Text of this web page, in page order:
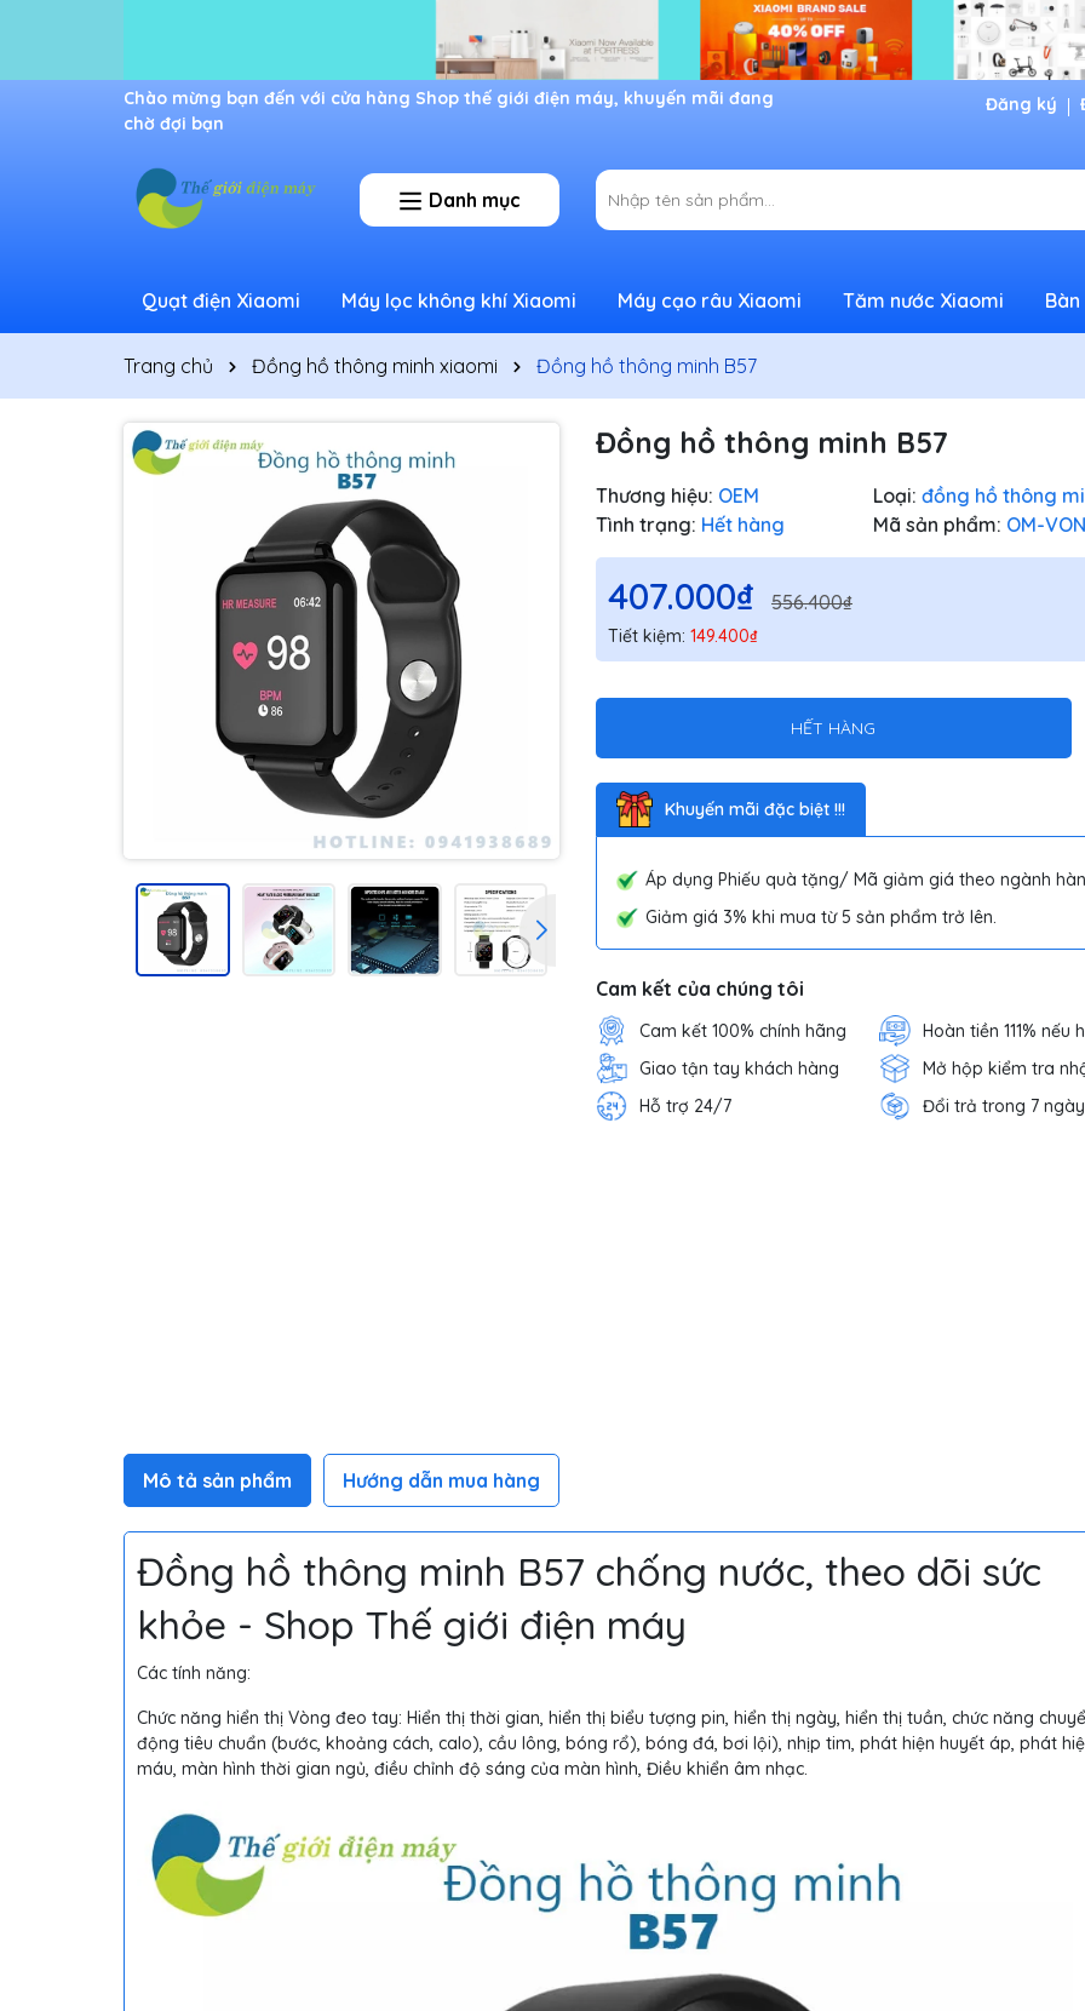
Ưu đãi lớn dành cho thành viên mới Đăng ký
Danh mục
Quạt điện Xiaomi Máy lọc không khí Xiaomi Máy cạo râu Xiaomi Tăm nước Xiaomi
Trang chủ Đồng hồ thông minh xiaomi Đồng hồ thông minh B57
Đồng hồ thông minh B57
Thương hiệu: OEM Loại: đồng hồ thông
Tình trạng: Hết hàng Mã sản phẩm: OM-
407.000₫ 556.400₫
Tiết kiệm: 149.400₫
HẾT HÀNG
Khuyến mãi đặc biệt !!!
Áp dụng Phiếu quà tặng/ Mã giảm giá theo ngành
Giảm giá 3% khi mua từ 5 sản phẩm trở lên.
Cam kết của chúng tôi
Cam kết 100% chính hãng
Hoàn tiền 111% nếu
Giao tận tay khách hàng
Mở hộp kiểm tra
Hỗ trợ 24/7
Đổi trả trong 7 ngày
Mô tả sản phẩm Hướng dẫn mua hàng
Đồng hồ thông minh B57 chống nước, theo dõi sức
khỏe - Shop Thế giới điện máy
Các tính năng:
Chức năng hiển thị Vòng đeo tay: Hiển thị thời gian, hiển thị biểu tượng pin, hiển thị ngày, hiển thị tuần, chức năng
động tiêu chuẩn (bước, khoảng cách, calo), cầu lông, bóng rổ), bóng đá, bơi lội), nhịp tim, phát hiện huyết áp, phát
máu, màn hình thời gian ngủ, điều chỉnh độ sáng của màn hình, Điều khiển âm nhạc.